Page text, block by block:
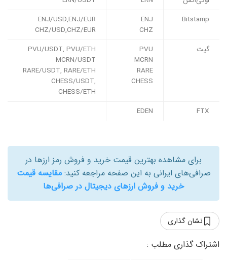
Bitstamp
ENJ
CHZ
ENJ/USD,ENJ/EUR
CHZ/USD,CHZ/EUR
گیت
PVU
MCRN
RARE
CHESS
PVU/USDT, PVU/ETH
MCRN/USDT
RARE/USDT, RARE/ETH
CHESS/USDT,
CHESS/ETH
FTX
EDEN
برای مشاهده بهترین قیمت خرید و فروش رمز ارزها در
صرافی‌های ایرانی به این صفحه مراجعه کنید:مقایسه قیمت
خرید و فروش ارزهای دیجیتال در صرافی‌ها
نشان گذاری